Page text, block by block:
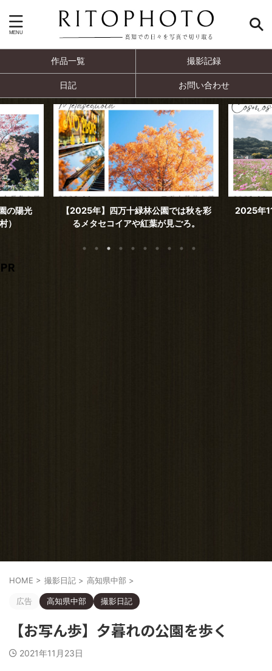
作品一覧 撮影記録
日記 お問い合わせ
秋を彩
ろ。
2025年11月撮影 見頃を迎えた高須のコ
スモス（高知市）
2025年
PR
HOME > 撮影日記 > 高知県中部 >
広告 高知県中部 撮影日記
【お写ん歩】夕暮れの公園を歩く
2021年11月23日